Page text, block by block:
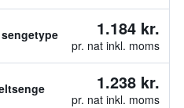
1.184 kr.
pr. nat inkl. moms
1.238 kr.
pr. nat inkl. moms